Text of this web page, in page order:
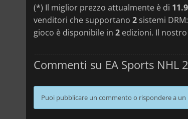
(*) Il miglior prezzo attualmente è di
venditori che supportano 2 sistemi DRM:
gioco è disponibile in 2 edizioni. Il
Commenti su EA Sports NHL
Puoi pubblicare un commento o rispondere a un